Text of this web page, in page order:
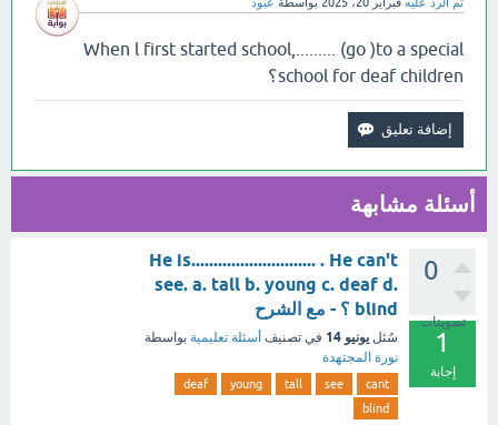
When l first started school,......... (go )to a special
school for deaf children؟
أسئلة مشابهة
0
تصويتات
1
إجابة
He is............................ . He can't
see. a. tall b. young c. deaf d.
blind ؟ - مع الشرح
سُئل يونيو 14 في تصنيف أسئلة تعليمية بواسطة
نورة المجتهدة
cant
see
tall
young
deaf
blind